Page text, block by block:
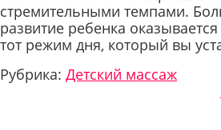
стремительными темпами.
развитие ребенка
тот режим дня, который вы
Рубрика: Детский массаж